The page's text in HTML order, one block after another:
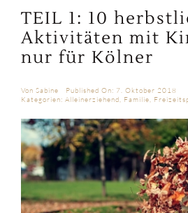
TEIL 1: 10
Aktivitäten mit
nur für Kölner
Von Sabine
Published On: 7. Oktober 2018
Kategorien: Alleinerziehend, Familie,